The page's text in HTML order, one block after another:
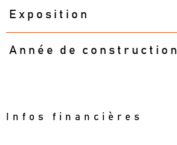
Exposition
Année de construction
Infos financières